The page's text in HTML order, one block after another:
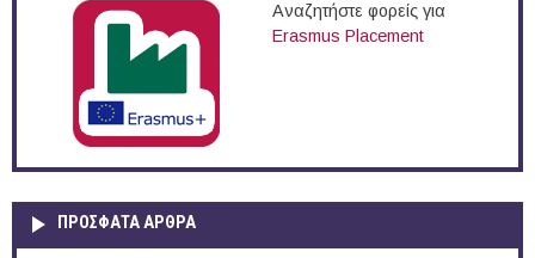
Αναζητήστε φορείς για
Erasmus Placement
ΠΡOΣΦΑΤΑ AΡΘΡΑ